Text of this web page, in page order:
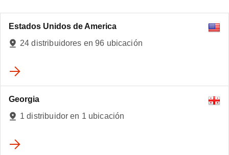
Estados Unidos de America
24 distribuidores en 96 ubicación
Georgia
1 distribuidor en 1 ubicación